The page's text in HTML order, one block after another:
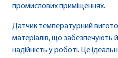
промислових приміщеннях.
Датчик температурний
матеріалів, що забезпечують
надійність у роботі. Це